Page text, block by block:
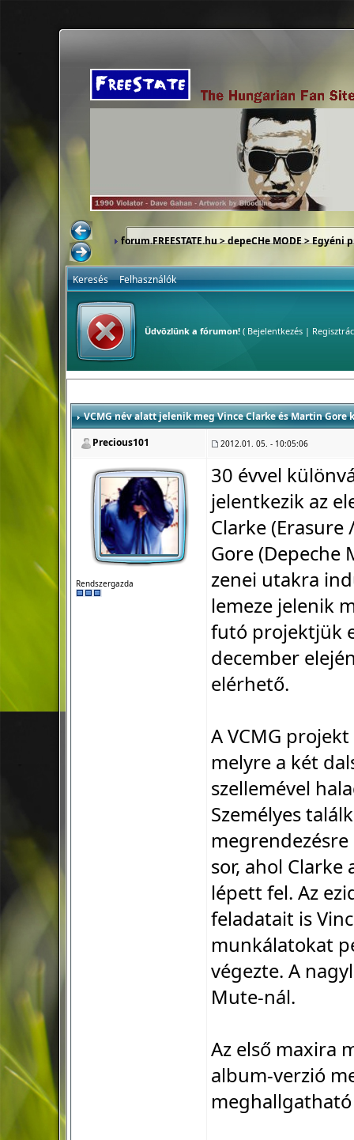
forum.FREESTATE.hu>depeCHe MODE>Egyéni
Keresés Felhasználók
Üdvözlünk a fórumon!( Bejelentkezés|
VCMG név alatt jelenik meg Vince Clarke és Martin Gore
Precious101
2012.01. 05. - 10:05:06
Rendszergazda
30 évvel
jelentkezik az
Clarke (Erasure
Gore (Depeche
zenei utakra
lemeze jelenik
futó projektjük
december
elérhető.
A VCMG
melyre a két
szellemével
Személyes
sor, ahol Clarke
lépett fel. Az
feladatait is
munkálatokat
végezte. A
Mute-nál.
Az első maxira
album-verzió
meghallgatható